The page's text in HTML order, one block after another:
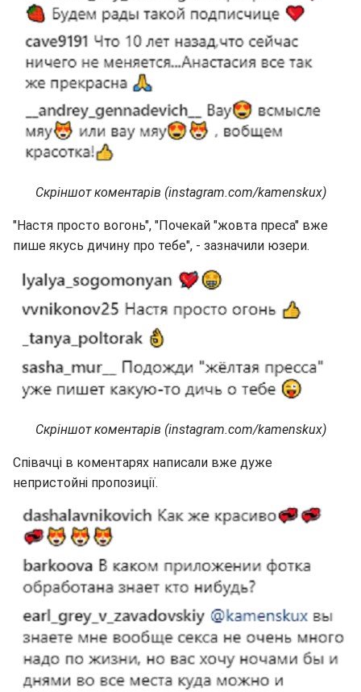
Скріншот коментарів (instagram.com/kamenskux)
"Настя просто вогонь", "Почекай "жовта преса" вже
пише якусь дичину про тебе", - зазначили юзери.
Скріншот коментарів (instagram.com/kamenskux)
Співачці в коментарях написали вже дуже
непристойні пропозиції.